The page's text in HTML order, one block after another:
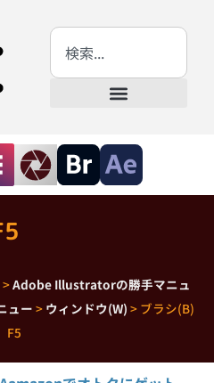
>Adobe Illustratorの勝手マニュ
ュー > ウィンドウ(W) > ブラシ(B)
F5